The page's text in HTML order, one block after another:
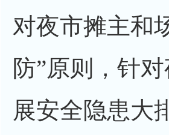
对夜市摊主和
防”原则，针
展安全隐患大